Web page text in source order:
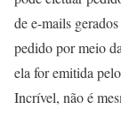
de e-mails
pedido por meio
ela for emitida
Incrível, não é